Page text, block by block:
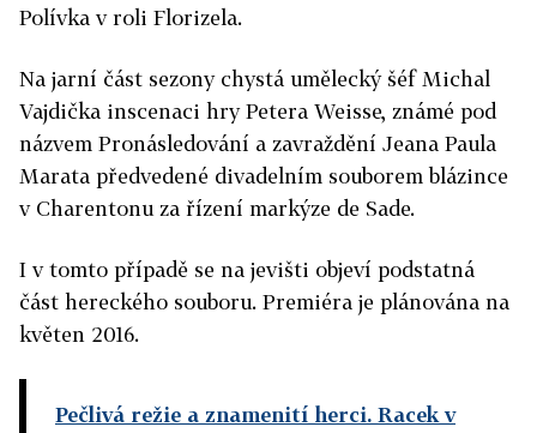
Polívka v roli Florizela.
Na jarní část sezony chystá umělecký šéf Michal
Vajdička inscenaci hry Petera Weisse, známé pod
názvem Pronásledování a zavraždění Jeana Paula
Marata předvedené divadelním souborem blázince
v Charentonu za řízení markýze de Sade.
I v tomto případě se na jevišti objeví podstatná
část hereckého souboru. Premiéra je plánována na
květen 2016.
Pečlivá režie a znamenití herci. Racek v